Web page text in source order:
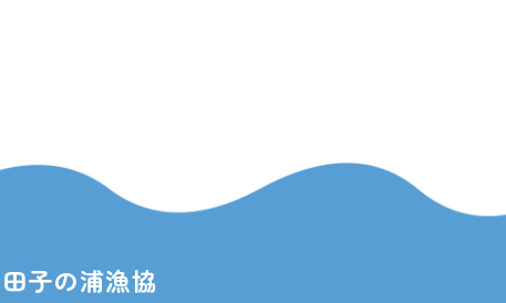
田子の浦漁協